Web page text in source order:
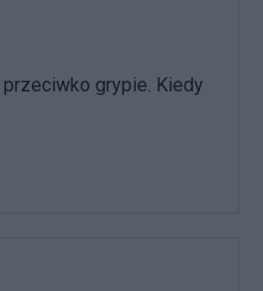
grypie. Kiedy